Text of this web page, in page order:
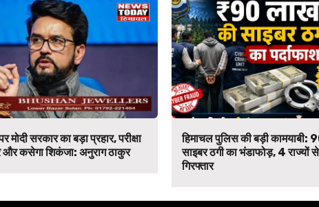
मोदी सरकार का बड़ा प्रहार, परीक्षा
और कसेगा शिकंजा: अनुराग ठाकुर
हिमाचल पुलिस की बड़ी कामयाबी:
साइबर ठगी का भंडाफोड़, 4 राज्यों
गिरफ्तार